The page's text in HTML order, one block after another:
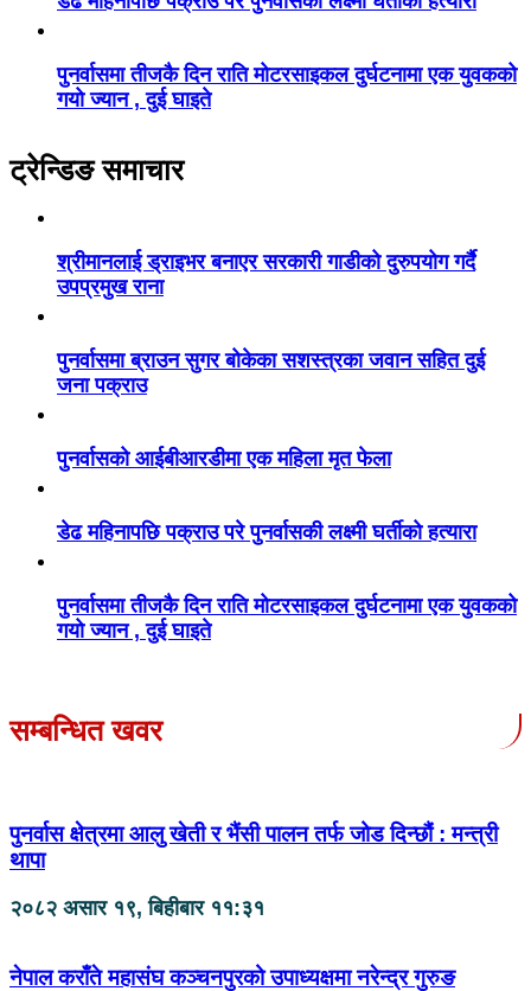
पुनर्वासमा तीजकै दिन राति मोटरसाइकल दुर्घटनामा एक युवकको
गयो ज्यान , दुई घाइते
ट्रेन्डिङ समाचार
श्रीमानलाई ड्राइभर बनाएर सरकारी गाडीको दुरुपयोग गर्दै
उपप्रमुख राना
पुनर्वासमा ब्राउन सुगर बोकेका सशस्त्रका जवान सहित दुई
जना पक्राउ
पुनर्वासको आईबीआरडीमा एक महिला मृत फेला
डेढ महिनापछि पक्राउ परे पुनर्वासकी लक्ष्मी घर्तीको हत्यारा
पुनर्वासमा तीजकै दिन राति मोटरसाइकल दुर्घटनामा एक युवकको
गयो ज्यान , दुई घाइते
सम्बन्धित खवर
पुनर्वास क्षेत्रमा आलु खेती र भैंसी पालन तर्फ जोड दिन्छौं : मन्त्री
थापा
२०८२ असार १९, बिहीबार ११:३१
नेपाल कराँते महासंघ कञ्चनपुरको उपाध्यक्षमा नरेन्द्र गुरुङ